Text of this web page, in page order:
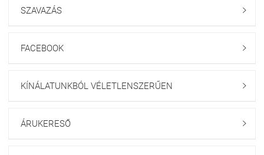
SZAVAZÁS 
FACEBOOK 
KÍNÁLATUNKBÓL VÉLETLENSZERŰEN 
ÁRUKERESŐ 